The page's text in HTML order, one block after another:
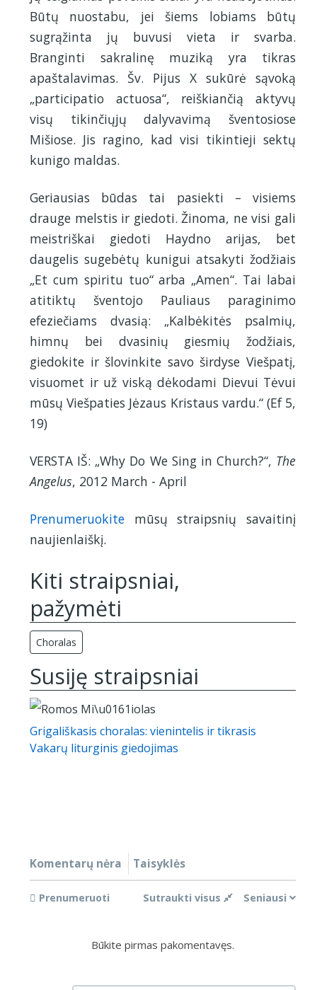
Būtų nuostabu, jei šiems lobiams būtų
sugrąžinta jų buvusi vieta ir svarba.
Branginti sakralinę muziką yra tikras
apaštalavimas. Šv. Pijus X sukūrė sąvoką
„participatio actuosa“, reiškiančią aktyvų
visų tikinčiųjų dalyvavimą šventosiose
Mišiose. Jis ragino, kad visi tikintieji sektų
kunigo maldas.
Geriausias būdas tai pasiekti – visiems
drauge melstis ir giedoti. Žinoma, ne visi gali
meistriškai giedoti Haydno arijas, bet
daugelis sugebėtų kunigui atsakyti žodžiais
„Et cum spiritu tuo“ arba „Amen“. Tai labai
atitiktų šventojo Pauliaus paraginimo
efeziečiams dvasią: „Kalbėkitės psalmių,
himnų bei dvasinių giesmių žodžiais,
giedokite ir šlovinkite savo širdyse Viešpatį,
visuomet ir už viską dėkodami Dievui Tėvui
mūsų Viešpaties Jėzaus Kristaus vardu.“ (Ef 5,
19)
VERSTA IŠ: „Why Do We Sing in Church?“, The
Angelus, 2012 March - April
Prenumeruokite mūsų straipsnių savaitinį
naujienlaiškį.
Kiti straipsniai,
pažymėti
Choralas
Susiję straipsniai
Grigališkasis choralas: vienintelis ir tikrasis
Vakarų liturginis giedojimas
Komentarų nėra Taisyklės
Prenumeruoti Seniausi
Sutraukti visus
Būkite pirmas pakomentavęs.